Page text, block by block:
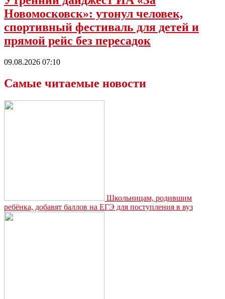
Новомосковск»: утонул человек,
спортивный фестиваль для детей и
прямой рейс без пересадок
09.08.2026 07:10
Самые читаемые новости
Школьницам, родившим
ребёнка, добавят баллов на ЕГЭ для поступления в вуз